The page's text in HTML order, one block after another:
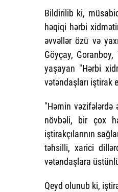
Bildirilib ki,
həqiqi hərbi
əvvəllər özü və
Göyçay,
yaşayan "Hərbi
vətəndaşları iştirak
"Həmin vəzifələrdə
növbəli, bir çox
iştirakçılarının
təhsilli, xarici
vətəndaşlara
Qeyd olunub ki,